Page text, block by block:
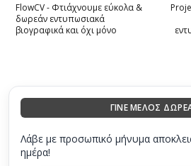
FlowCV - Φτιάχνουμε εύκολα &
δωρεάν εντυπωσιακά
βιογραφικά και όχι μόνο
ΓΙΝΕ ΜΕΛΟΣ
Λάβε με προσωπικό μήνυμα
ημέρα!